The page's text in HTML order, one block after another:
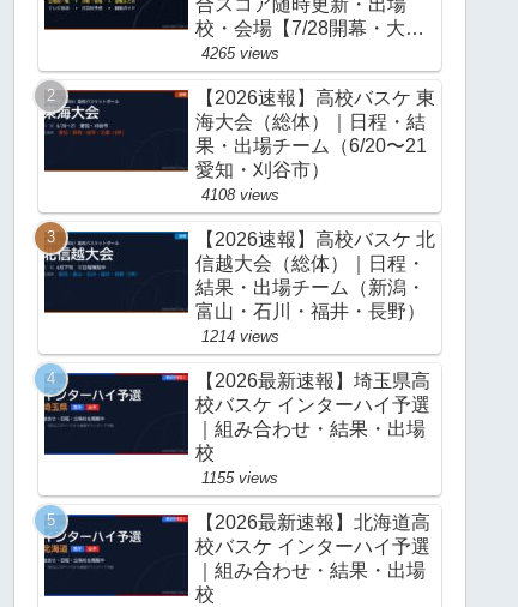
合スコア随時更新・出場
校・会場【7/28開幕・大
阪】
4265 views
【2026速報】高校バスケ 東
海大会（総体）｜日程・結
果・出場チーム（6/20〜21
愛知・刈谷市）
4108 views
【2026速報】高校バスケ 北
信越大会（総体）｜日程・
結果・出場チーム（新潟・
富山・石川・福井・長野）
1214 views
【2026最新速報】埼玉県高
校バスケ インターハイ予選
｜組み合わせ・結果・出場
校
1155 views
【2026最新速報】北海道高
校バスケ インターハイ予選
｜組み合わせ・結果・出場
校